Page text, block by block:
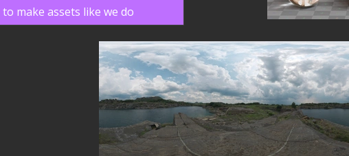
make assets like we do